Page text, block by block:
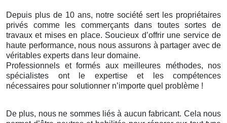
Depuis plus de 10 ans, notre société sert les propriétaires
privés comme les commerçants dans toutes sortes de
travaux et mises en place. Soucieux d’offrir une service de
haute performance, nous nous assurons à partager avec de
véritables experts dans leur domaine.
Professionnels et formés aux meilleures méthodes, nos
spécialistes ont le expertise et les compétences
nécessaires pour solutionner n’importe quel problème !
De plus, nous ne sommes liés à aucun fabricant. Cela nous